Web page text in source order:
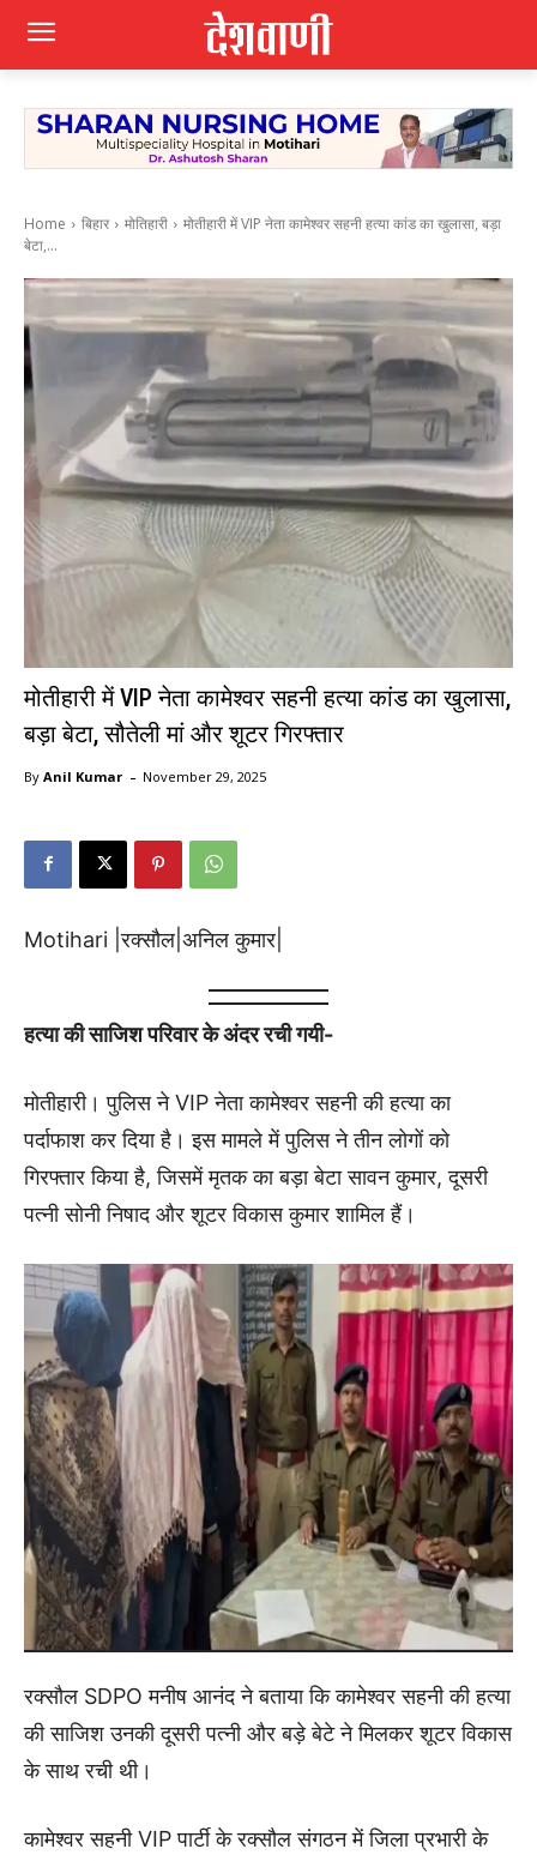
Home बिहार मोतिहारी
मोतीहारी में VIP नेता कामेश्वर सहनी हत्या कांड का खुलासा, बड़ा
बेटा,...
मोतीहारी में VIP नेता कामेश्वर सहनी हत्या कांड का खुलासा,
बड़ा बेटा, सौतेली मां और शूटर गिरफ्तार
By Anil Kumar - November 29, 2025
Motihari |रक्सौल|अनिल कुमार|
हत्या की साजिश परिवार के अंदर रची गयी-
मोतीहारी। पुलिस ने VIP नेता कामेश्वर सहनी की हत्या का
पर्दाफाश कर दिया है। इस मामले में पुलिस ने तीन लोगों को
गिरफ्तार किया है, जिसमें मृतक का बड़ा बेटा सावन कुमार, दूसरी
पत्नी सोनी निषाद और शूटर विकास कुमार शामिल हैं।
रक्सौल SDPO मनीष आनंद ने बताया कि कामेश्वर सहनी की हत्या
की साजिश उनकी दूसरी पत्नी और बड़े बेटे ने मिलकर शूटर विकास
के साथ रची थी।
कामेश्वर सहनी VIP पार्टी के रक्सौल संगठन में जिला प्रभारी के